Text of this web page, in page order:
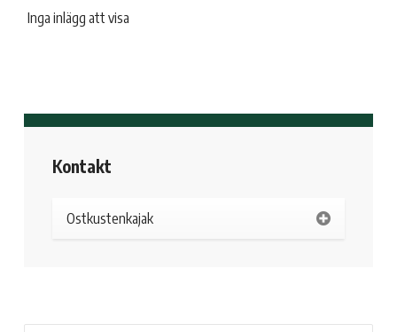
Kontakt
Ostkustenkajak
Inga inlägg att visa